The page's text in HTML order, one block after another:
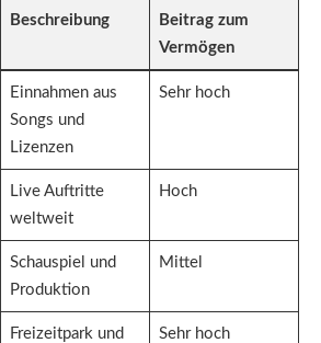
Beschreibung
Beitrag zum
Vermögen
Einnahmen aus
Songs und
Lizenzen
Sehr hoch
Live Auftritte
weltweit
Hoch
Schauspiel und
Produktion
Mittel
Freizeitpark und
Sehr hoch